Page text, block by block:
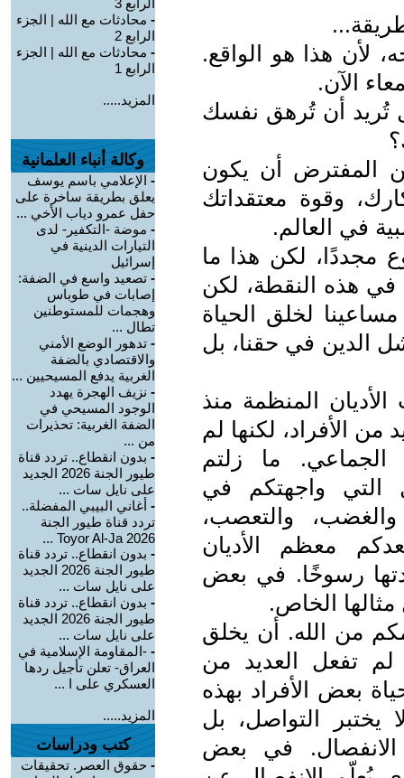
لأن هذا هو الواقع.
الآن.
تُريد أن تُرهق نفسك
المفترض أن يكون
وقوة معتقداتك
في العالم.
مجددًا، لكن هذا ما
في هذه النقطة، لكن
لخلق الحياة
الدين في حقنا، بل
المنظمة منذ
الأفراد، لكنها لم
ما زلتم
التي واجهتكم في
والتعصب،
معظم الأديان
رسوخًا. في بعض
مثالها الخاص.
من الله. أن يخلق
لم تفعل العديد من
بعض الأفراد بهذه
يختبر التواصل، بل
الانفصال. في بعض
الرابع 3
- محادثات مع الله | الجزء
الرابع 2
- محادثات مع الله | الجزء
الرابع 1
المزيد.....
وكالة أنباء العلمانية
- الإعلامي باسم يوسف
يعلق بطريقة ساخرة على
حفل عمرو دياب الأخي ...
- موضة -التكفير- لدى
التيارات الدينية في
إسرائيل
- تصعيد واسع في الضفة:
إصابات في طوباس
وهجمات للمستوطنين
تطال ...
- تدهور الوضع الأمني
والاقتصادي بالضفة
الغربية يدفع المسيحيين ...
- نزيف الهجرة يهدد
الوجود المسيحي في
الضفة الغربية: تحذيرات
من ...
- بدون انقطاع.. تردد قناة
طيور الجنة 2026 الجديد
على نايل سات ...
- أغاني البيبي المفضلة..
تردد قناة طيور الجنة
2026 Toyor Al-Ja ...
- بدون انقطاع.. تردد قناة
طيور الجنة 2026 الجديد
على نايل سات ...
- بدون انقطاع.. تردد قناة
طيور الجنة 2026 الجديد
على نايل سات ...
- -المقاومة الإسلامية في
العراق- تعلن تأجيل ردها
العسكري على ا ...
المزيد.....
كتب ودراسات
- حقوق العصر. تحقيقات